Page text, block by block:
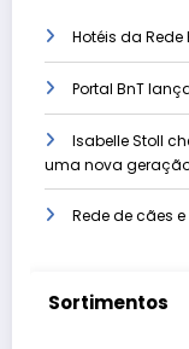
Hotéis da
Portal BnT
Isabelle Stoll
uma nova
Rede de cães
Sortimentos